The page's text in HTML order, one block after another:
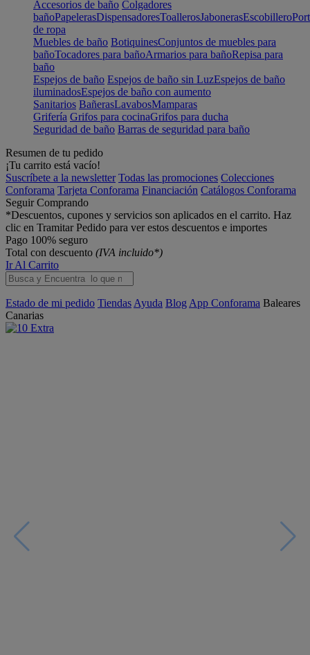
Accesorios de baño Colgadores
bañoPapelerasDispensadoresToallerosJabonerasEscobillero
de ropa
Muebles de baño BotiquinesConjuntos de muebles para
bañoTocadores para bañoArmarios para bañoRepisa para
baño
Espejos de baño Espejos de baño sin LuzEspejos de baño
iluminadosEspejos de baño con aumento
Sanitarios BañerasLavabosMamparas
Grifería Grifos para cocinaGrifos para ducha
Seguridad de baño Barras de seguridad para baño
Resumen de tu pedido
¡Tu carrito está vacío!
Suscríbete a la newsletter Todas las promociones Colecciones
Conforama Tarjeta Conforama Financiación Catálogos Conforama
Seguir Comprando
*Descuentos, cupones y servicios son aplicados en el carrito. Haz
clic en Tramitar Pedido para ver estos descuentos e importes
Pago 100% seguro
Total con descuento (IVA incluido*)
Ir Al Carrito
Estado de mi pedido Tiendas Ayuda Blog App Conforama Baleares
Canarias